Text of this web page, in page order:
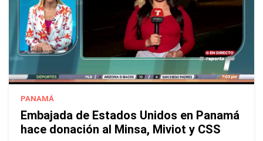
PANAMÁ
Embajada de Estados Unidos en Panamá
hace donación al Minsa, Miviot y CSS